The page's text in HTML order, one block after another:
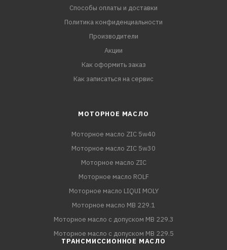
Способы оплаты и доставки
Политика конфиденциальности
Производители
Акции
Как оформить заказ
Как записаться на сервис
МОТОРНОЕ МАСЛО
Моторное масло ZIC 5w40
Моторное масло ZIC 5w30
Моторное масло ZIC
Моторное масло ROLF
Моторное масло LIQUI MOLY
Моторное масло MB 229.1
Моторное масло с допуском MB 229.3
Моторное масло с допуском MB 229.5
ТРАНСМИССИОННОЕ МАСЛО